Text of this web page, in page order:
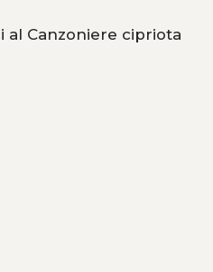
al Canzoniere cipriota